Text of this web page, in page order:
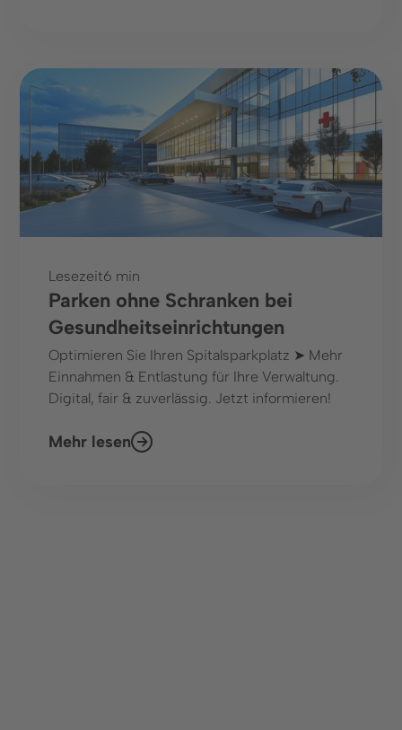
Lesezeit6 min
Parken ohne Schranken bei
Gesundheitseinrichtungen
Optimieren Sie Ihren Spitalsparkplatz ➤ Mehr
Einnahmen & Entlastung für Ihre Verwaltung.
Digital, fair & zuverlässig. Jetzt informieren!
Mehr lesen